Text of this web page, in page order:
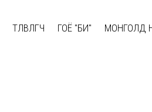
ТӨЛӨВЛӨГЧ ГОЁ "БИ" МОНГОЛД